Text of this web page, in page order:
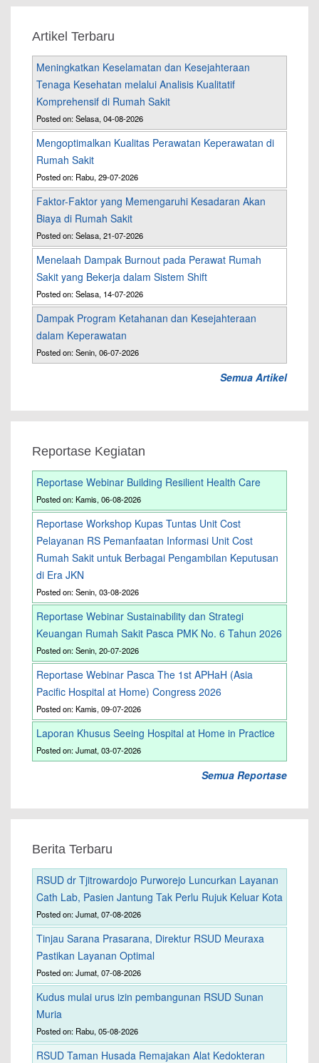
Artikel Terbaru
Meningkatkan Keselamatan dan Kesejahteraan
Tenaga Kesehatan melalui Analisis Kualitatif
Komprehensif di Rumah Sakit
Posted on: Selasa, 04-08-2026
Mengoptimalkan Kualitas Perawatan Keperawatan di
Rumah Sakit
Posted on: Rabu, 29-07-2026
Faktor-Faktor yang Memengaruhi Kesadaran Akan
Biaya di Rumah Sakit
Posted on: Selasa, 21-07-2026
Menelaah Dampak Burnout pada Perawat Rumah
Sakit yang Bekerja dalam Sistem Shift
Posted on: Selasa, 14-07-2026
Dampak Program Ketahanan dan Kesejahteraan
dalam Keperawatan
Posted on: Senin, 06-07-2026
Semua Artikel
Reportase Kegiatan
Reportase Webinar Building Resilient Health Care
Posted on: Kamis, 06-08-2026
Reportase Workshop Kupas Tuntas Unit Cost
Pelayanan RS Pemanfaatan Informasi Unit Cost
Rumah Sakit untuk Berbagai Pengambilan Keputusan
di Era JKN
Posted on: Senin, 03-08-2026
Reportase Webinar Sustainability dan Strategi
Keuangan Rumah Sakit Pasca PMK No. 6 Tahun 2026
Posted on: Senin, 20-07-2026
Reportase Webinar Pasca The 1st APHaH (Asia
Pacific Hospital at Home) Congress 2026
Posted on: Kamis, 09-07-2026
Laporan Khusus Seeing Hospital at Home in Practice
Posted on: Jumat, 03-07-2026
Semua Reportase
Berita Terbaru
RSUD dr Tjitrowardojo Purworejo Luncurkan Layanan
Cath Lab, Pasien Jantung Tak Perlu Rujuk Keluar Kota
Posted on: Jumat, 07-08-2026
Tinjau Sarana Prasarana, Direktur RSUD Meuraxa
Pastikan Layanan Optimal
Posted on: Jumat, 07-08-2026
Kudus mulai urus izin pembangunan RSUD Sunan
Muria
Posted on: Rabu, 05-08-2026
RSUD Taman Husada Remajakan Alat Kedokteran